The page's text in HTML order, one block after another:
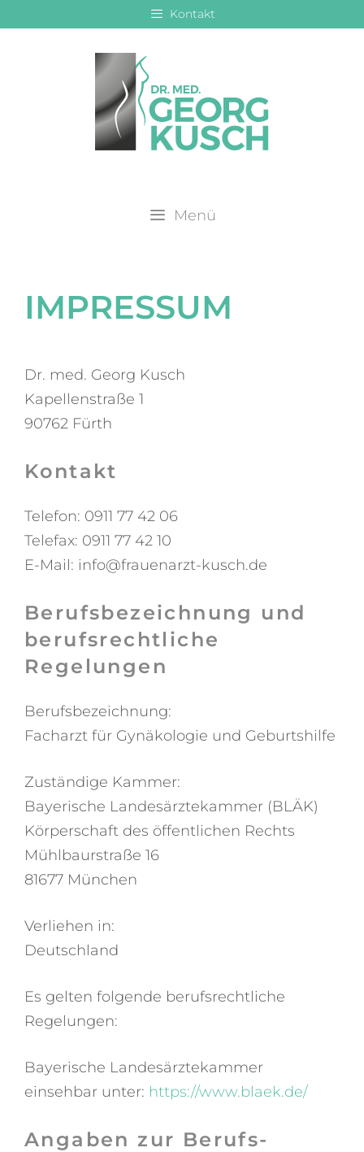
Kontakt
Menü
IMPRESSUM
Dr. med. Georg Kusch
Kapellenstraße 1
90762 Fürth
Kontakt
Telefon: 0911 77 42 06
Telefax: 0911 77 42 10
E-Mail: info@frauenarzt-kusch.de
Berufsbezeichnung und
berufsrechtliche
Regelungen
Berufsbezeichnung:
Facharzt für Gynäkologie und Geburtshilfe
Zuständige Kammer:
Baye­ri­sche Landes­ärz­te­kam­mer (BLÄK)
Körper­schaft des öffent­li­chen Rechts
Mühl­baur­straße 16
81677 München
Verliehen in:
Deutschland
Es gelten folgende berufsrechtliche
Regelungen:
Bayerische Landesärztekammer
einsehbar unter: https://www.blaek.de/
Angaben zur Berufs­